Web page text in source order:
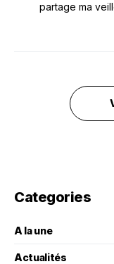
partage ma
Categories
A la une
Actualités